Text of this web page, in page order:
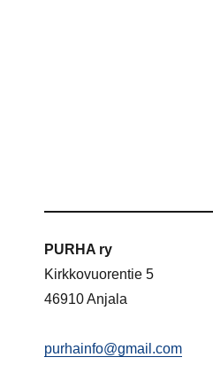
PURHA ry
Kirkkovuorentie 5
46910 Anjala
purhainfo@gmail.com